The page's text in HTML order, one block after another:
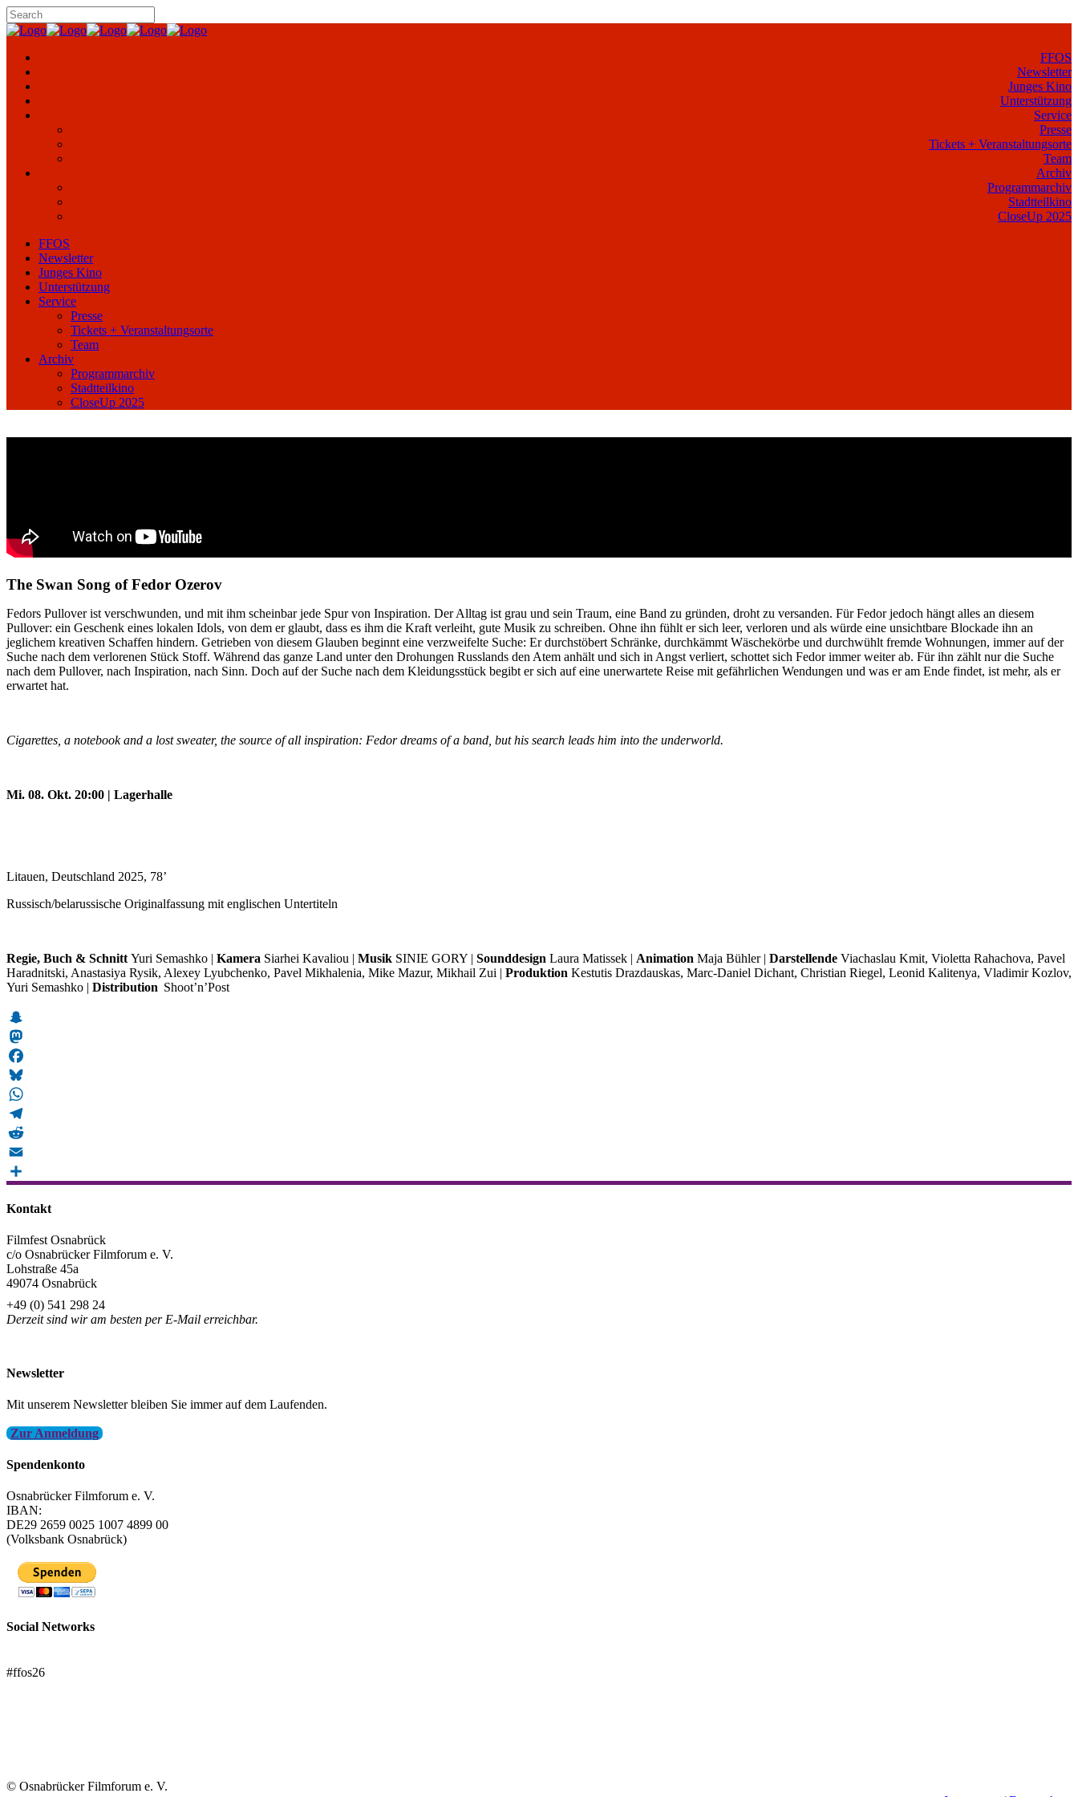
FFOS
Newsletter
Junges Kino
Unterstützung
Service
Presse
Tickets + Veranstaltungsorte
Team
Archiv
Programmarchiv
Stadtteilkino
CloseUp 2025
FFOS
Newsletter
Junges Kino
Unterstützung
Service
Presse
Tickets + Veranstaltungsorte
Team
Archiv
Programmarchiv
Stadtteilkino
CloseUp 2025
The Swan Song of Fedor Ozerov
Fedors Pullover ist verschwunden, und mit ihm scheinbar jede Spur von Inspiration. Der Alltag ist grau und sein Traum, eine Band zu gründen, droht zu versanden. Für Fedor jedoch hängt alles an diesem
Pullover: ein Geschenk eines lokalen Idols, von dem er glaubt, dass es ihm die Kraft verleiht, gute Musik zu schreiben. Ohne ihn fühlt er sich leer, verloren und als würde eine unsichtbare Blockade ihn an
jeglichem kreativen Schaffen hindern. Getrieben von diesem Glauben beginnt eine verzweifelte Suche: Er durchstöbert Schränke, durchkämmt Wäschekörbe und durchwühlt fremde Wohnungen, immer auf der
Suche nach dem verlorenen Stück Stoff. Während das ganze Land unter den Drohungen Russlands den Atem anhält und sich in Angst verliert, schottet sich Fedor immer weiter ab. Für ihn zählt nur die Suche
nach dem Pullover, nach Inspiration, nach Sinn. Doch auf der Suche nach dem Kleidungsstück begibt er sich auf eine unerwartete Reise mit gefährlichen Wendungen und was er am Ende findet, ist mehr, als er
erwartet hat.
Cigarettes, a notebook and a lost sweater, the source of all inspiration: Fedor dreams of a band, but his search leads him into the underworld.
Mi. 08. Okt. 20:00 | Lagerhalle
Litauen, Deutschland 2025, 78’
Russisch/belarussische Originalfassung mit englischen Untertiteln
Regie, Buch & Schnitt Yuri Semashko | Kamera Siarhei Kavaliou | Musik SINIE GORY | Sounddesign Laura Matissek | Animation Maja Bühler | Darstellende Viachaslau Kmit, Violetta Rahachova, Pavel
Haradnitski, Anastasiya Rysik, Alexey Lyubchenko, Pavel Mikhalenia, Mike Mazur, Mikhail Zui | Produktion Kestutis Drazdauskas, Marc-Daniel Dichant, Christian Riegel, Leonid Kalitenya, Vladimir Kozlov,
Yuri Semashko | Distribution Shoot’n’Post
Snapchat
Mastodon
Facebook
Bluesky
WhatsApp
Telegram
Reddit
Email
Kontakt
Filmfest Osnabrück
c/o Osnabrücker Filmforum e. V.
Lohstraße 45a
49074 Osnabrück
+49 (0) 541 298 24
Derzeit sind wir am besten per E-Mail erreichbar.
Newsletter
Mit unserem Newsletter bleiben Sie immer auf dem Laufenden.
Zur Anmeldung
Spendenkonto
Osnabrücker Filmforum e. V.
IBAN:
DE29 2659 0025 1007 4899 00
(Volksbank Osnabrück)
Social Networks
#ffos26
© Osnabrücker Filmforum e. V.